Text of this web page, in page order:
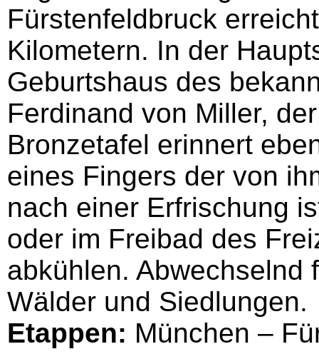
Fürstenfeldbruck
Kilometern. In der
Geburtshaus des
Ferdinand von Miller,
Bronzetafel erinnert
eines Fingers der von
nach einer Erfrischung
oder im Freibad des
abkühlen. Abwechselnd
Wälder und Siedlungen.
Etappen: München –